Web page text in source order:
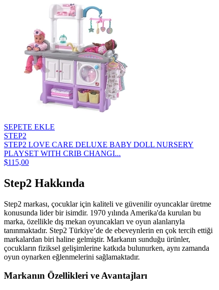
SEPETE EKLE
STEP2
STEP2 LOVE CARE DELUXE BABY DOLL NURSERY
PLAYSET WITH CRIB CHANGI...
$115,00
Step2 Hakkında
Step2 markası, çocuklar için kaliteli ve güvenilir oyuncaklar üretme
konusunda lider bir isimdir. 1970 yılında Amerika'da kurulan bu
marka, özellikle dış mekan oyuncakları ve oyun alanlarıyla
tanınmaktadır. Step2 Türkiye’de de ebeveynlerin en çok tercih ettiği
markalardan biri haline gelmiştir. Markanın sunduğu ürünler,
çocukların fiziksel gelişimlerine katkıda bulunurken, aynı zamanda
oyun oynarken eğlenmelerini sağlamaktadır.
Markanın Özellikleri ve Avantajları